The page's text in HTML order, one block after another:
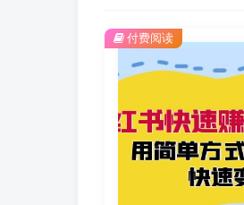
付费阅读